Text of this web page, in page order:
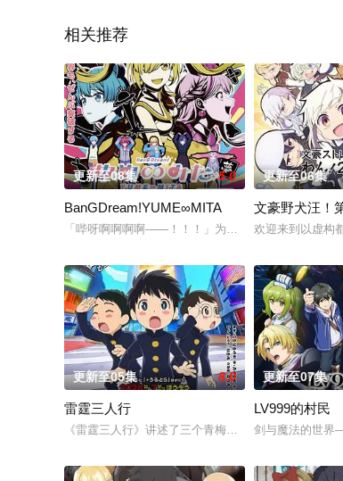
相关推荐
更新至08集 5.0
BanGDream!YUME∞MITA
「哔呀啊啊啊啊——！！！」为了乐团出道而突然集
更新至06集
文豪野犬汪！
欢迎来到以虚构
更新至05集 8.0
雷霆三人行
《雷霆三人行》讲述了三个青梅竹马的挚友拼命寻找
更新至07集
LV999的村民
剑与魔法的世界